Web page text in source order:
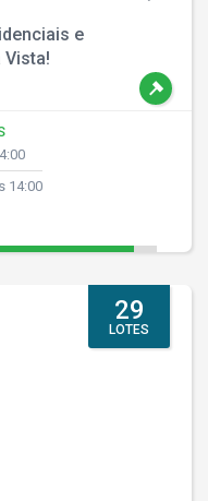
e
Vista!
14:00
29
LOTES